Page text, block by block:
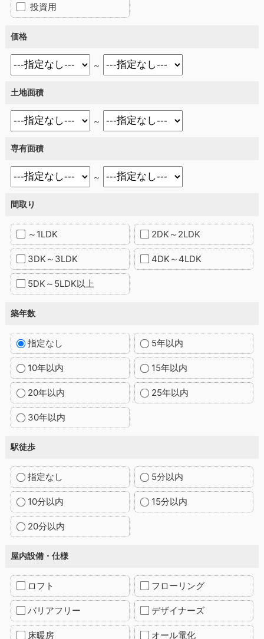
投資用
価格
～
土地面積
～
専有面積
～
間取り
～1LDK 2DK～2LDK
3DK～3LDK 4DK～4LDK
5DK～5LDK以上
築年数
指定なし 5年以内
10年以内 15年以内
20年以内 25年以内
30年以内
駅徒歩
指定なし 5分以内
10分以内 15分以内
20分以内
屋内設備・仕様
ロフト フローリング
バリアフリー デザイナーズ
床暖房 オール電化